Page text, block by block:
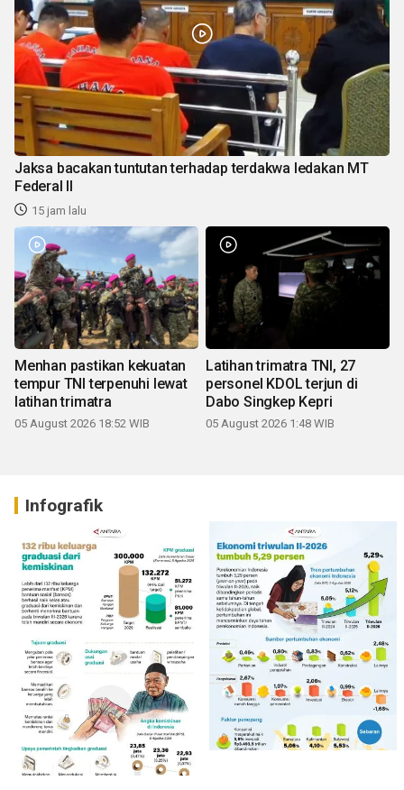
Jaksa bacakan tuntutan terhadap terdakwa ledakan MT
Federal II
15 jam lalu
Menhan pastikan kekuatan
tempur TNI terpenuhi lewat
latihan trimatra
05 August 2026 18:52 WIB
Latihan trimatra TNI, 27
personel KDOL terjun di
Dabo Singkep Kepri
05 August 2026 1:48 WIB
Infografik